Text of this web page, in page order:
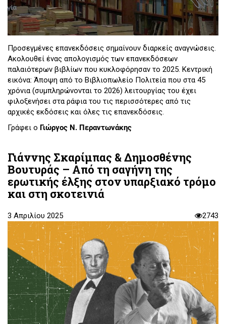
Προσεγμένες επανεκδόσεις σημαίνουν διαρκείς αναγνώσεις.
Ακολουθεί ένας απολογισμός των επανεκδόσεων
παλαιότερων βιβλίων που κυκλοφόρησαν το 2025. Κεντρική
εικόνα: Άποψη από το Βιβλιοπωλείο Πολιτεία που στα 45
χρόνια (συμπληρώνονται το 2026) λειτουργίας του έχει
φιλοξενήσει στα ράφια του τις περισσότερες από τις
αρχικές εκδόσεις και όλες τις επανεκδόσεις.
Γράφει ο Γιώργος Ν. Περαντωνάκης
Γιάννης Σκαρίμπας & Δημοσθένης
Βουτυράς – Από τη σαγήνη της
ερωτικής έλξης στον υπαρξιακό τρόμο
και στη σκοτεινιά
3 Απριλίου 2025 2743